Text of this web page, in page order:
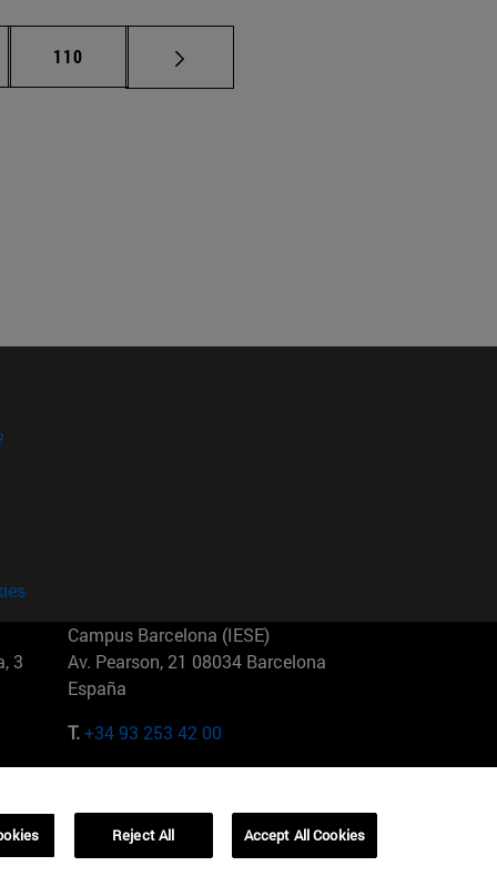
intermedias Use TAB para desplazarse.
Página
110
3
Campus Barcelona (IESE)
Av. Pearson, 21 08034 Barcelona
España
T.+34 93 253 42 00
01321001 Bela Vista Brasil
Reject All Accept All Cookies